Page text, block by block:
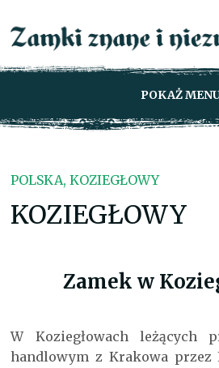
POKAŻ
POLSKA, KOZIEGŁOWY
KOZIEGŁOWY
Zamek w
W Koziegłowach leżących
handlowym z Krakowa przez